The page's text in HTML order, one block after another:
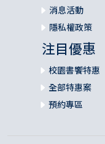
消息活動
隱私權政策
注目優惠
校園書饗特惠
全部特惠案
預約專區